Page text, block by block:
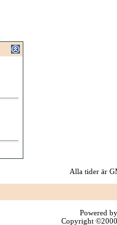
Alla tider är
Powered
Copyright